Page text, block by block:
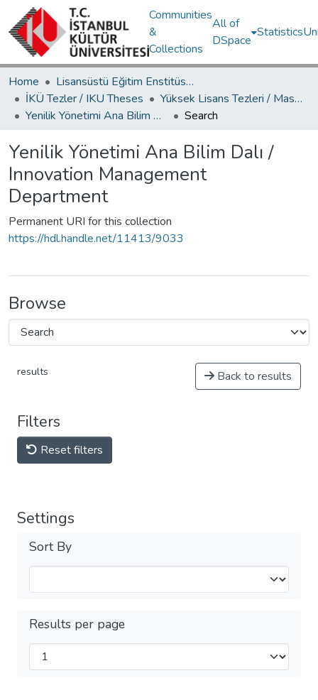
Communities
&
Collections
All of
DSpace
Statistics
Home
Lisansüstü Eğitim Enstitüsü / Postgraduate Education Institute
İKÜ Tezler / IKU Theses
Yüksek Lisans Tezleri / Master's Theses
Yenilik Yönetimi Ana Bilim Dalı / Innovation Management Department
Search
Yenilik Yönetimi Ana Bilim Dalı /
Innovation Management
Department
Permanent URI for this collection
https://hdl.handle.net/11413/9033
Browse
results Back to results
Filters
Reset filters
Settings
Sort By
Results per page